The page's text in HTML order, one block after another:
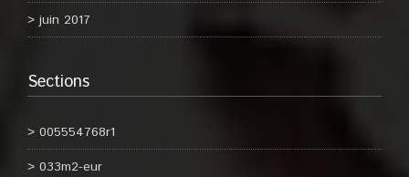
juin 2017
Sections
005554768r1
033m2-eur